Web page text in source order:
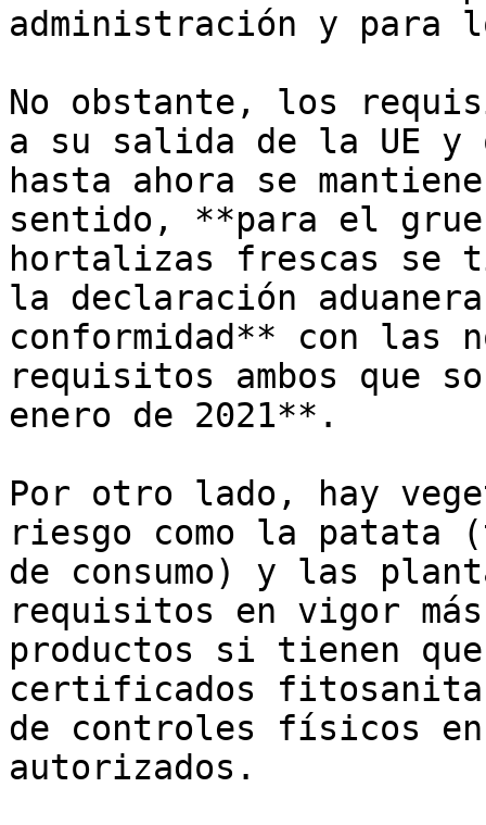
administración y para
No obstante, los
a su salida de la UE y
hasta ahora se
sentido, **para el
hortalizas frescas se
la declaración
conformidad** con las
requisitos ambos que
enero de 2021**.
Por otro lado, hay
riesgo como la patata
de consumo) y las
requisitos en vigor
productos si tienen que
certificados
de controles físicos
autorizados.